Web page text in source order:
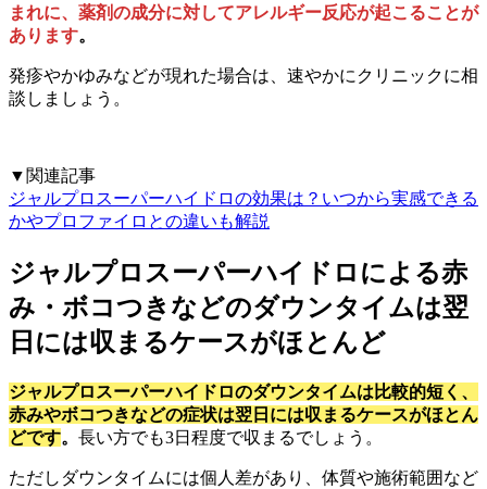
まれに、薬剤の成分に対してアレルギー反応が起こることが
あります。
発疹やかゆみなどが現れた場合は、速やかにクリニックに相
談しましょう。
▼関連記事
ジャルプロスーパーハイドロの効果は？いつから実感できる
かやプロファイロとの違いも解説
ジャルプロスーパーハイドロによる赤
み・ボコつきなどのダウンタイムは翌
日には収まるケースがほとんど
ジャルプロスーパーハイドロのダウンタイムは比較的短く、
赤みやボコつきなどの症状は翌日には収まるケースがほとん
どです。 長い方でも3日程度で収まるでしょう。
ただしダウンタイムには個人差があり、体質や施術範囲など